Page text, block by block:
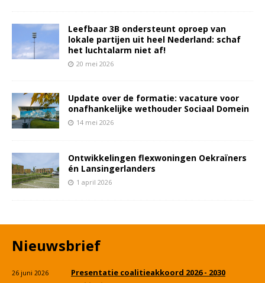
Leefbaar 3B ondersteunt oproep van
lokale partijen uit heel Nederland: schaf
het luchtalarm niet af!
20 mei 2026
Update over de formatie: vacature voor
onafhankelijke wethouder Sociaal Domein
14 mei 2026
Ontwikkelingen flexwoningen Oekraïners
én Lansingerlanders
1 april 2026
Nieuwsbrief
26 juni 2026 Presentatie coalitieakkoord 2026 - 2030